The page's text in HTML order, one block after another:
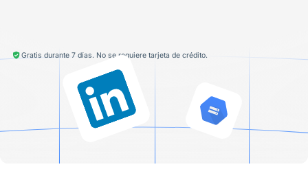
Gratis durante 7 días. No se requiere tarjeta de crédito.